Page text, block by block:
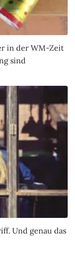
in der WM-Zeit
sind
Und genau das